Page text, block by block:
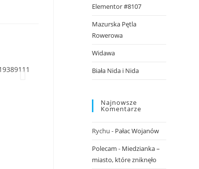
Elementor #8107
Mazurska Pętla
Rowerowa
Widawa
Biała Nida i Nida
Najnowsze
Komentarze
Rychu - Pałac Wojanów
Polecam - Miedzianka –
miasto, które zniknęło